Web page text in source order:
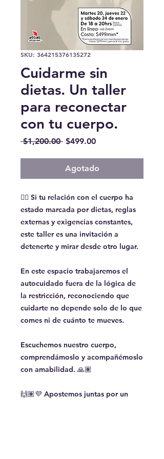
SKU: 364215376135272
Cuidarme sin
dietas. Un taller
para reconectar
con tu cuerpo.
$1,200.00 Precio
$499.00Precio
oferta
Agotado
👉🏽 Si tu relación con el cuerpo ha
estado marcada por dietas, reglas
externas y exigencias constantes,
este taller es una invitación a
detenerte y mirar desde otro lugar.
En este espacio trabajaremos el
autocuidado fuera de la lógica de
la restricción, reconociendo que
cuidarte no depende solo de lo que
comes ni de cuánto te mueves.
Escuchemos nuestro cuerpo,
comprendámoslo y acompañémoslo
con amabilidad. 🙏🏽
🙌🏽💜 Apostemos juntas por un